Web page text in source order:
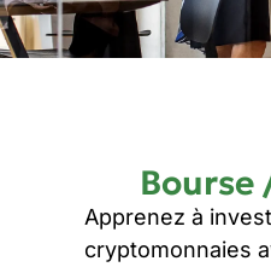
Bourse
Apprenez à
cryptomonnaies